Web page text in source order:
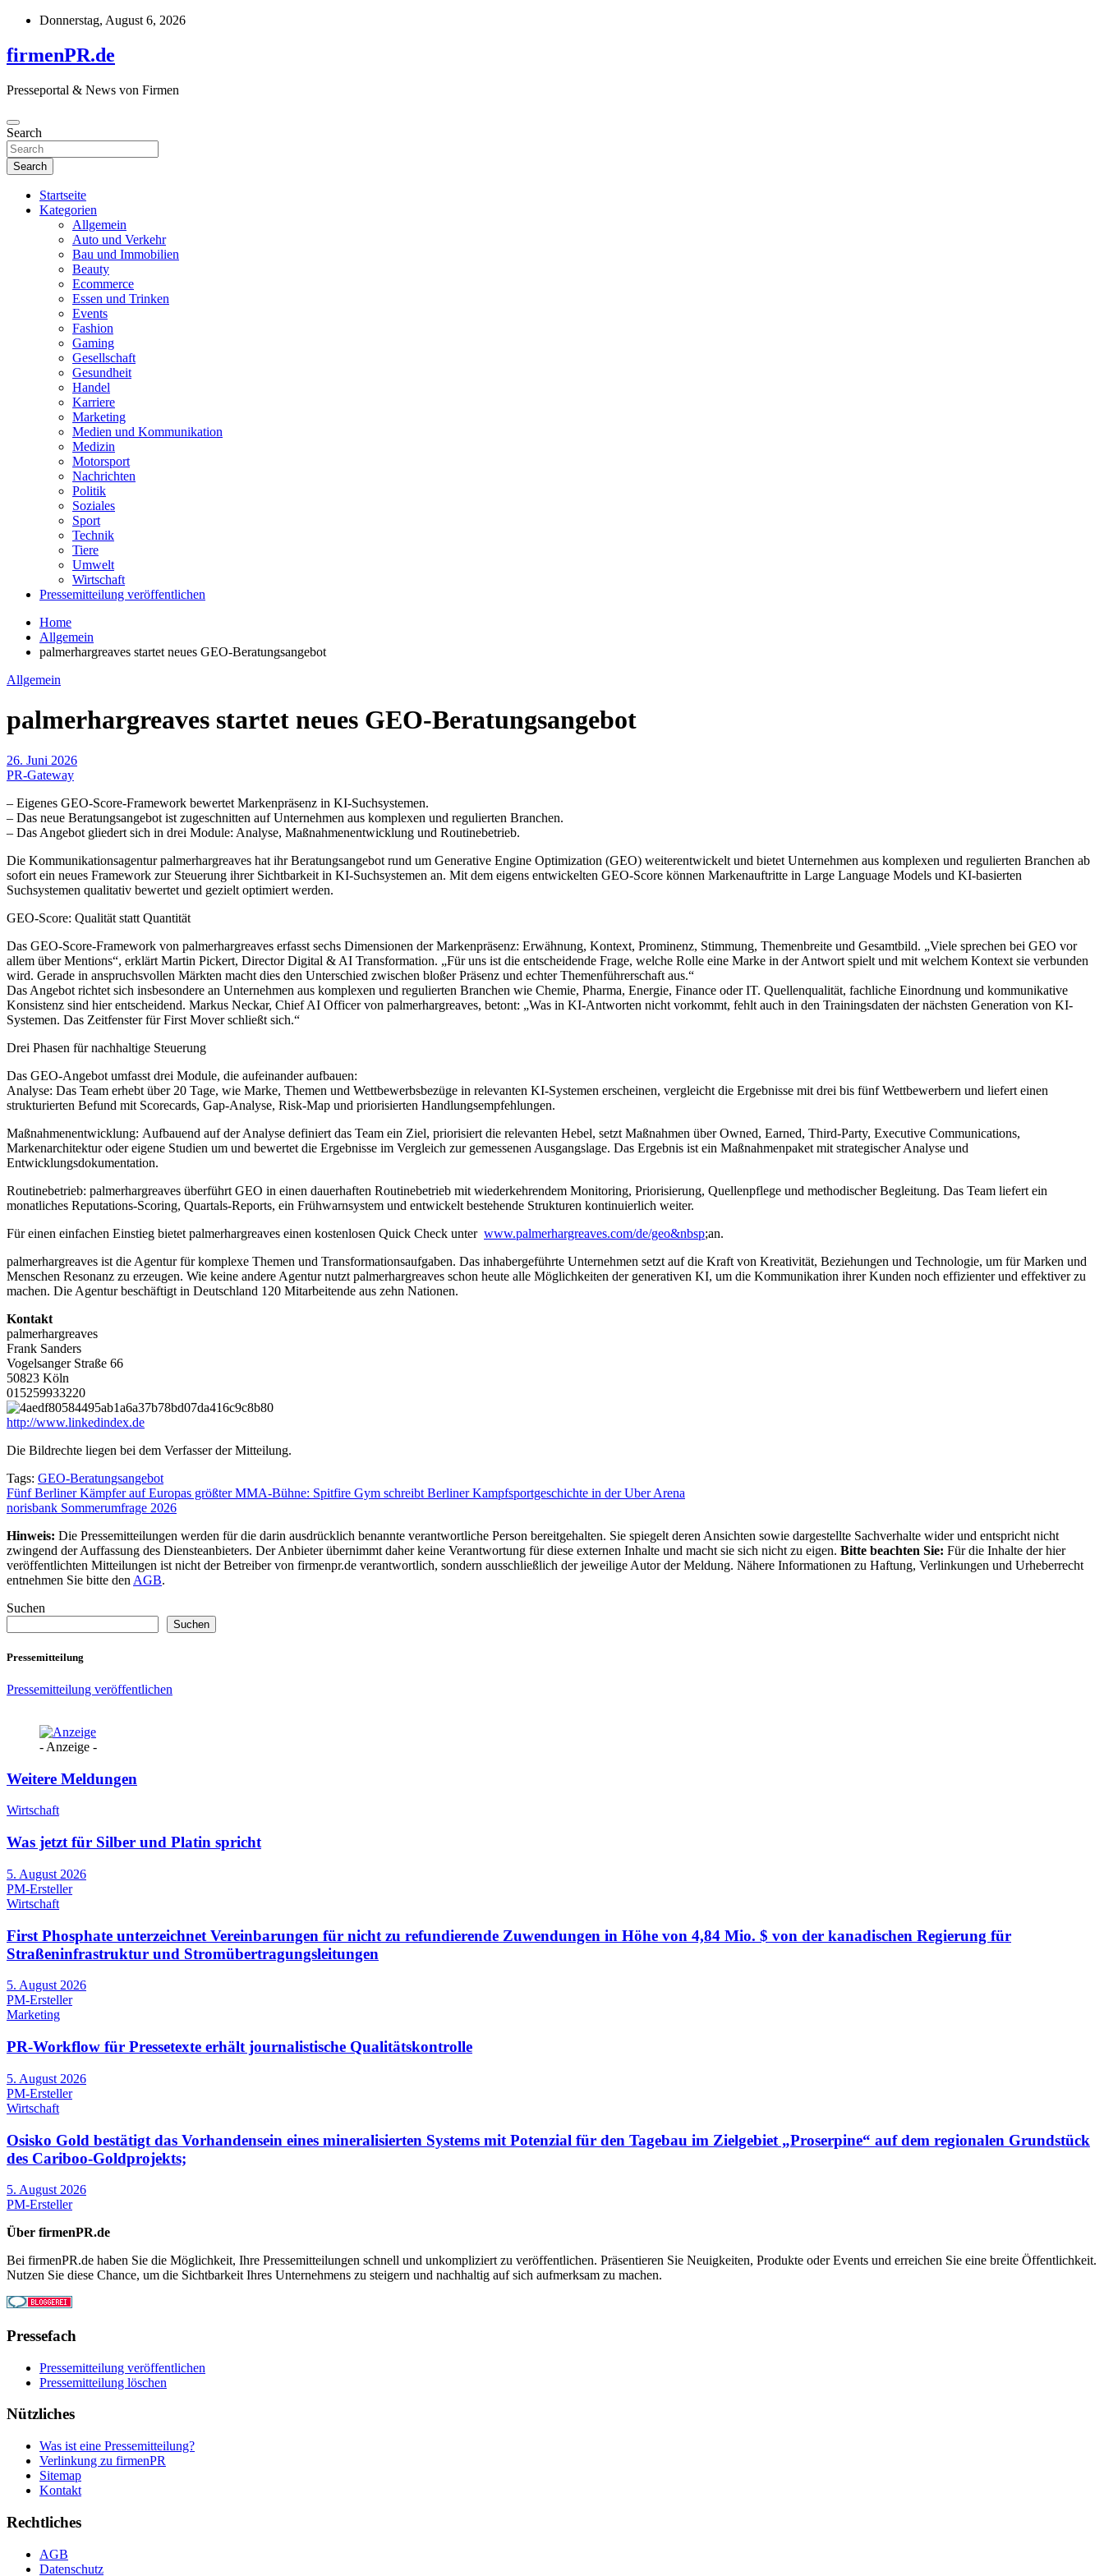
Skip
content
Donnerstag, August 6, 2026
firmenPR.de
Presseportal & News von Firmen
Search
Search
Startseite
Kategorien
Allgemein
Auto und Verkehr
Bau und Immobilien
Beauty
Ecommerce
Essen und Trinken
Events
Fashion
Gaming
Gesellschaft
Gesundheit
Handel
Karriere
Marketing
Medien und Kommunikation
Medizin
Motorsport
Nachrichten
Politik
Soziales
Sport
Technik
Tiere
Umwelt
Wirtschaft
Pressemitteilung veröffentlichen
Home
Allgemein
palmerhargreaves startet neues GEO-Beratungsangebot
Allgemein
palmerhargreaves startet neues GEO-Beratungsangebot
26. Juni 2026
PR-Gateway
– Eigenes GEO-Score-Framework bewertet Markenpräsenz in KI-Suchsystemen.
– Das neue Beratungsangebot ist zugeschnitten auf Unternehmen aus komplexen und regulierten Branchen.
– Das Angebot gliedert sich in drei Module: Analyse, Maßnahmenentwicklung und Routinebetrieb.
Die Kommunikationsagentur palmerhargreaves hat ihr Beratungsangebot rund um Generative Engine Optimization (GEO) weiterentwickelt und bietet Unternehmen aus komplexen und regulierten Branchen ab
sofort ein neues Framework zur Steuerung ihrer Sichtbarkeit in KI-Suchsystemen an. Mit dem eigens entwickelten GEO-Score können Markenauftritte in Large Language Models und KI-basierten
Suchsystemen qualitativ bewertet und gezielt optimiert werden.
GEO-Score: Qualität statt Quantität
Das GEO-Score-Framework von palmerhargreaves erfasst sechs Dimensionen der Markenpräsenz: Erwähnung, Kontext, Prominenz, Stimmung, Themenbreite und Gesamtbild. „Viele sprechen bei GEO vor
allem über Mentions“, erklärt Martin Pickert, Director Digital & AI Transformation. „Für uns ist die entscheidende Frage, welche Rolle eine Marke in der Antwort spielt und mit welchem Kontext sie verbunden
wird. Gerade in anspruchsvollen Märkten macht dies den Unterschied zwischen bloßer Präsenz und echter Themenführerschaft aus.“
Das Angebot richtet sich insbesondere an Unternehmen aus komplexen und regulierten Branchen wie Chemie, Pharma, Energie, Finance oder IT. Quellenqualität, fachliche Einordnung und kommunikative
Konsistenz sind hier entscheidend. Markus Neckar, Chief AI Officer von palmerhargreaves, betont: „Was in KI-Antworten nicht vorkommt, fehlt auch in den Trainingsdaten der nächsten Generation von KI-
Systemen. Das Zeitfenster für First Mover schließt sich.“
Drei Phasen für nachhaltige Steuerung
Das GEO-Angebot umfasst drei Module, die aufeinander aufbauen:
Analyse: Das Team erhebt über 20 Tage, wie Marke, Themen und Wettbewerbsbezüge in relevanten KI-Systemen erscheinen, vergleicht die Ergebnisse mit drei bis fünf Wettbewerbern und liefert einen
strukturierten Befund mit Scorecards, Gap-Analyse, Risk-Map und priorisierten Handlungsempfehlungen.
Maßnahmenentwicklung: Aufbauend auf der Analyse definiert das Team ein Ziel, priorisiert die relevanten Hebel, setzt Maßnahmen über Owned, Earned, Third-Party, Executive Communications,
Markenarchitektur oder eigene Studien um und bewertet die Ergebnisse im Vergleich zur gemessenen Ausgangslage. Das Ergebnis ist ein Maßnahmenpaket mit strategischer Analyse und
Entwicklungsdokumentation.
Routinebetrieb: palmerhargreaves überführt GEO in einen dauerhaften Routinebetrieb mit wiederkehrendem Monitoring, Priorisierung, Quellenpflege und methodischer Begleitung. Das Team liefert ein
monatliches Reputations-Scoring, Quartals-Reports, ein Frühwarnsystem und entwickelt bestehende Strukturen kontinuierlich weiter.
Für einen einfachen Einstieg bietet palmerhargreaves einen kostenlosen Quick Check unter www.palmerhargreaves.com/de/geo&nbsp;an.
palmerhargreaves ist die Agentur für komplexe Themen und Transformationsaufgaben. Das inhabergeführte Unternehmen setzt auf die Kraft von Kreativität, Beziehungen und Technologie, um für Marken und
Menschen Resonanz zu erzeugen. Wie keine andere Agentur nutzt palmerhargreaves schon heute alle Möglichkeiten der generativen KI, um die Kommunikation ihrer Kunden noch effizienter und effektiver zu
machen. Die Agentur beschäftigt in Deutschland 120 Mitarbeitende aus zehn Nationen.
Kontakt
palmerhargreaves
Frank Sanders
Vogelsanger Straße 66
50823 Köln
015259933220
http://www.linkedindex.de
Die Bildrechte liegen bei dem Verfasser der Mitteilung.
Tags: GEO-Beratungsangebot
Beitragsnavigation
Fünf Berliner Kämpfer auf Europas größter MMA-Bühne: Spitfire Gym schreibt Berliner Kampfsportgeschichte in der Uber Arena
norisbank Sommerumfrage 2026
Hinweis: Die Pressemitteilungen werden für die darin ausdrücklich benannte verantwortliche Person bereitgehalten. Sie spiegelt deren Ansichten sowie dargestellte Sachverhalte wider und entspricht nicht
zwingend der Auffassung des Diensteanbieters. Der Anbieter übernimmt daher keine Verantwortung für diese externen Inhalte und macht sie sich nicht zu eigen. Bitte beachten Sie: Für die Inhalte der hier
veröffentlichten Mitteilungen ist nicht der Betreiber von firmenpr.de verantwortlich, sondern ausschließlich der jeweilige Autor der Meldung. Nähere Informationen zu Haftung, Verlinkungen und Urheberrecht
entnehmen Sie bitte den AGB.
Suchen
Suchen
Pressemitteilung
Pressemitteilung veröffentlichen
- Anzeige -
Weitere Meldungen
Wirtschaft
Was jetzt für Silber und Platin spricht
5. August 2026
PM-Ersteller
Wirtschaft
First Phosphate unterzeichnet Vereinbarungen für nicht zu refundierende Zuwendungen in Höhe von 4,84 Mio. $ von der kanadischen Regierung für
Straßeninfrastruktur und Stromübertragungsleitungen
5. August 2026
PM-Ersteller
Marketing
PR-Workflow für Pressetexte erhält journalistische Qualitätskontrolle
5. August 2026
PM-Ersteller
Wirtschaft
Osisko Gold bestätigt das Vorhandensein eines mineralisierten Systems mit Potenzial für den Tagebau im Zielgebiet „Proserpine“ auf dem regionalen Grundstück
des Cariboo-Goldprojekts;
5. August 2026
PM-Ersteller
Über firmenPR.de
Bei firmenPR.de haben Sie die Möglichkeit, Ihre Pressemitteilungen schnell und unkompliziert zu veröffentlichen. Präsentieren Sie Neuigkeiten, Produkte oder Events und erreichen Sie eine breite Öffentlichkeit.
Nutzen Sie diese Chance, um die Sichtbarkeit Ihres Unternehmens zu steigern und nachhaltig auf sich aufmerksam zu machen.
Pressefach
Pressemitteilung veröffentlichen
Pressemitteilung löschen
Nützliches
Was ist eine Pressemitteilung?
Verlinkung zu firmenPR
Sitemap
Kontakt
Rechtliches
AGB
Datenschutz